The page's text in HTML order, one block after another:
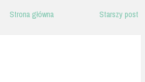
Starszy post
Strona główna